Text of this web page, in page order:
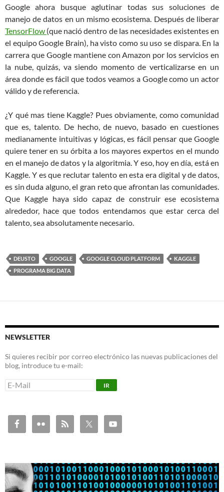
Google ahora busque aglutinar todas sus soluciones de
manejo de datos en un mismo ecosistema. Después de liberar
TensorFlow (que nació dentro de las necesidades existentes en
el equipo Google Brain), ha visto como su uso se dispara. En la
carrera que Google mantiene con Amazon por los servicios en
la nube, quizás, va siendo momento de verticalizarse en un
área donde es fácil que todos veamos a Google como un actor
válido y de referencia.
¿Y qué mas tiene Kaggle? Pues obviamente, como comunidad
que es, talento. De hecho, de nuevo, basado en cuestiones
medianamente intuitivas y lógicas, es fácil pensar que Google
quiere tener en su órbita a los mayores expertos en el mundo
en el manejo de datos y la algoritmia. Y eso, hoy en día, está en
Kaggle. Y es que reclutar talento en esta era digital y de datos,
es sin duda alguno, el gran reto que afrontan las comunidades.
Que Kaggle haya sido capaz de construir ese ecosistema
alrededor, hace que todos entendamos que estar cerca del
talento, sea absolutamente necesario.
DEUSTO GOOGLE GOOGLE CLOUD PLATFORM
KAGGLE
PROGRAMA BIG DATA
NEWSLETTER
Si quieres recibir por correo electrónico las nuevas publicaciones del
blog, introduce tu e-mail: